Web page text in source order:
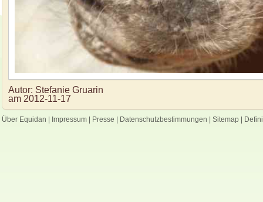
Autor: Stefanie Gruarin
am 2012-11-17
Über Equidan | Impressum | Presse | Datenschutzbestimmungen | Sitemap |